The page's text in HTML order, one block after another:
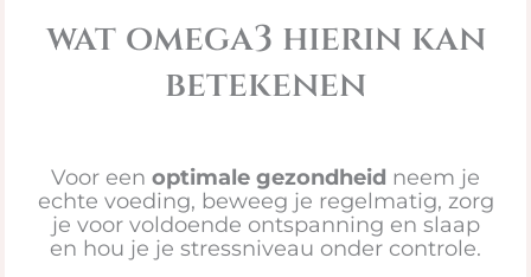
wat omega3 hierin kan
betekenen
Voor een optimale gezondheid neem je
echte voeding, beweeg je regelmatig, zorg
je voor voldoende ontspanning en slaap
en hou je je stressniveau onder controle.